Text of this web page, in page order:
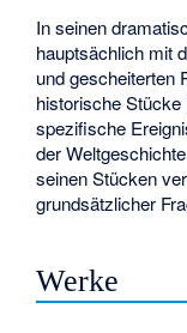
In seinen
hauptsächlich mit
und gescheiterten
historische Stücke
spezifische
der
seinen Stücken
grundsätzlicher
Werke